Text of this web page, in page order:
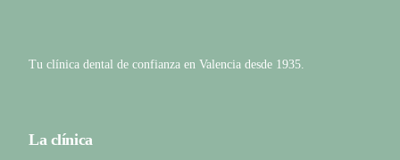
Tu clínica dental de confianza en Valencia desde 1935.
La clínica